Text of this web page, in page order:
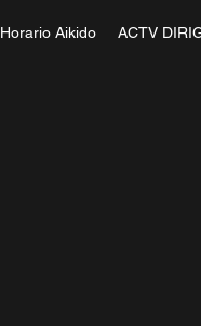
Horario Aikido ACTV